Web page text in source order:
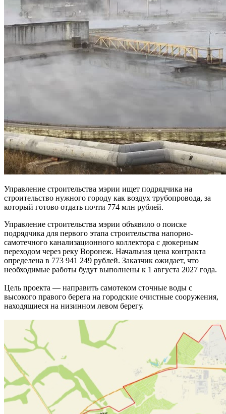
Управление строительства мэрии ищет подрядчика на
строительство нужного городу как воздух трубопровода, за
который готово отдать почти 774 млн рублей.
Управление строительства мэрии объявило о поиске
подрядчика для первого этапа строительства напорно-
самотечного канализационного коллектора с дюкерным
переходом через реку Воронеж. Начальная цена контракта
определена в 773 941 249 рублей. Заказчик ожидает, что
необходимые работы будут выполнены к 1 августа 2027 года.
Цель проекта — направить самотеком сточные воды с
высокого правого берега на городские очистные сооружения,
находящиеся на низинном левом берегу.